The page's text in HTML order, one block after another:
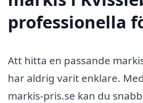
professionella
Att hitta en passande
har aldrig varit enklare.
markis-pris.se kan du